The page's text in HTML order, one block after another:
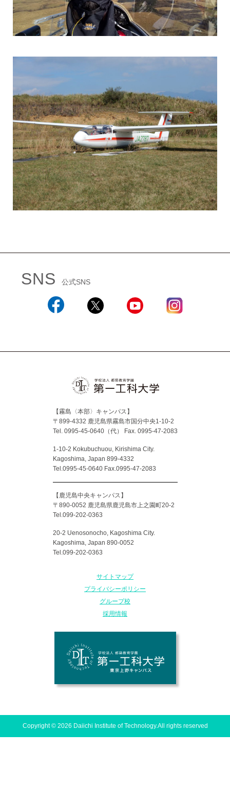
SNS 公式SNS
【霧島〈本部〉キャンパス】
〒899-4332 鹿児島県霧島市国分中央1-10-2
Tel. 0995-45-0640（代）
Fax. 0995-47-2083
1-10-2 Kokubuchuou, Kirishima City.
Kagoshima, Japan 899-4332
Tel.0995-45-0640 Fax.0995-47-2083
【鹿児島中央キャンパス】
〒890-0052 鹿児島県鹿児島市上之園町20-2
Tel.099-202-0363
20-2 Uenosonocho, Kagoshima City.
Kagoshima, Japan 890-0052
Tel.099-202-0363
サイトマップ
プライバシーポリシー
グループ校
採用情報
Copyright © 2026 Daiichi Institute of Technology.All rights reserved